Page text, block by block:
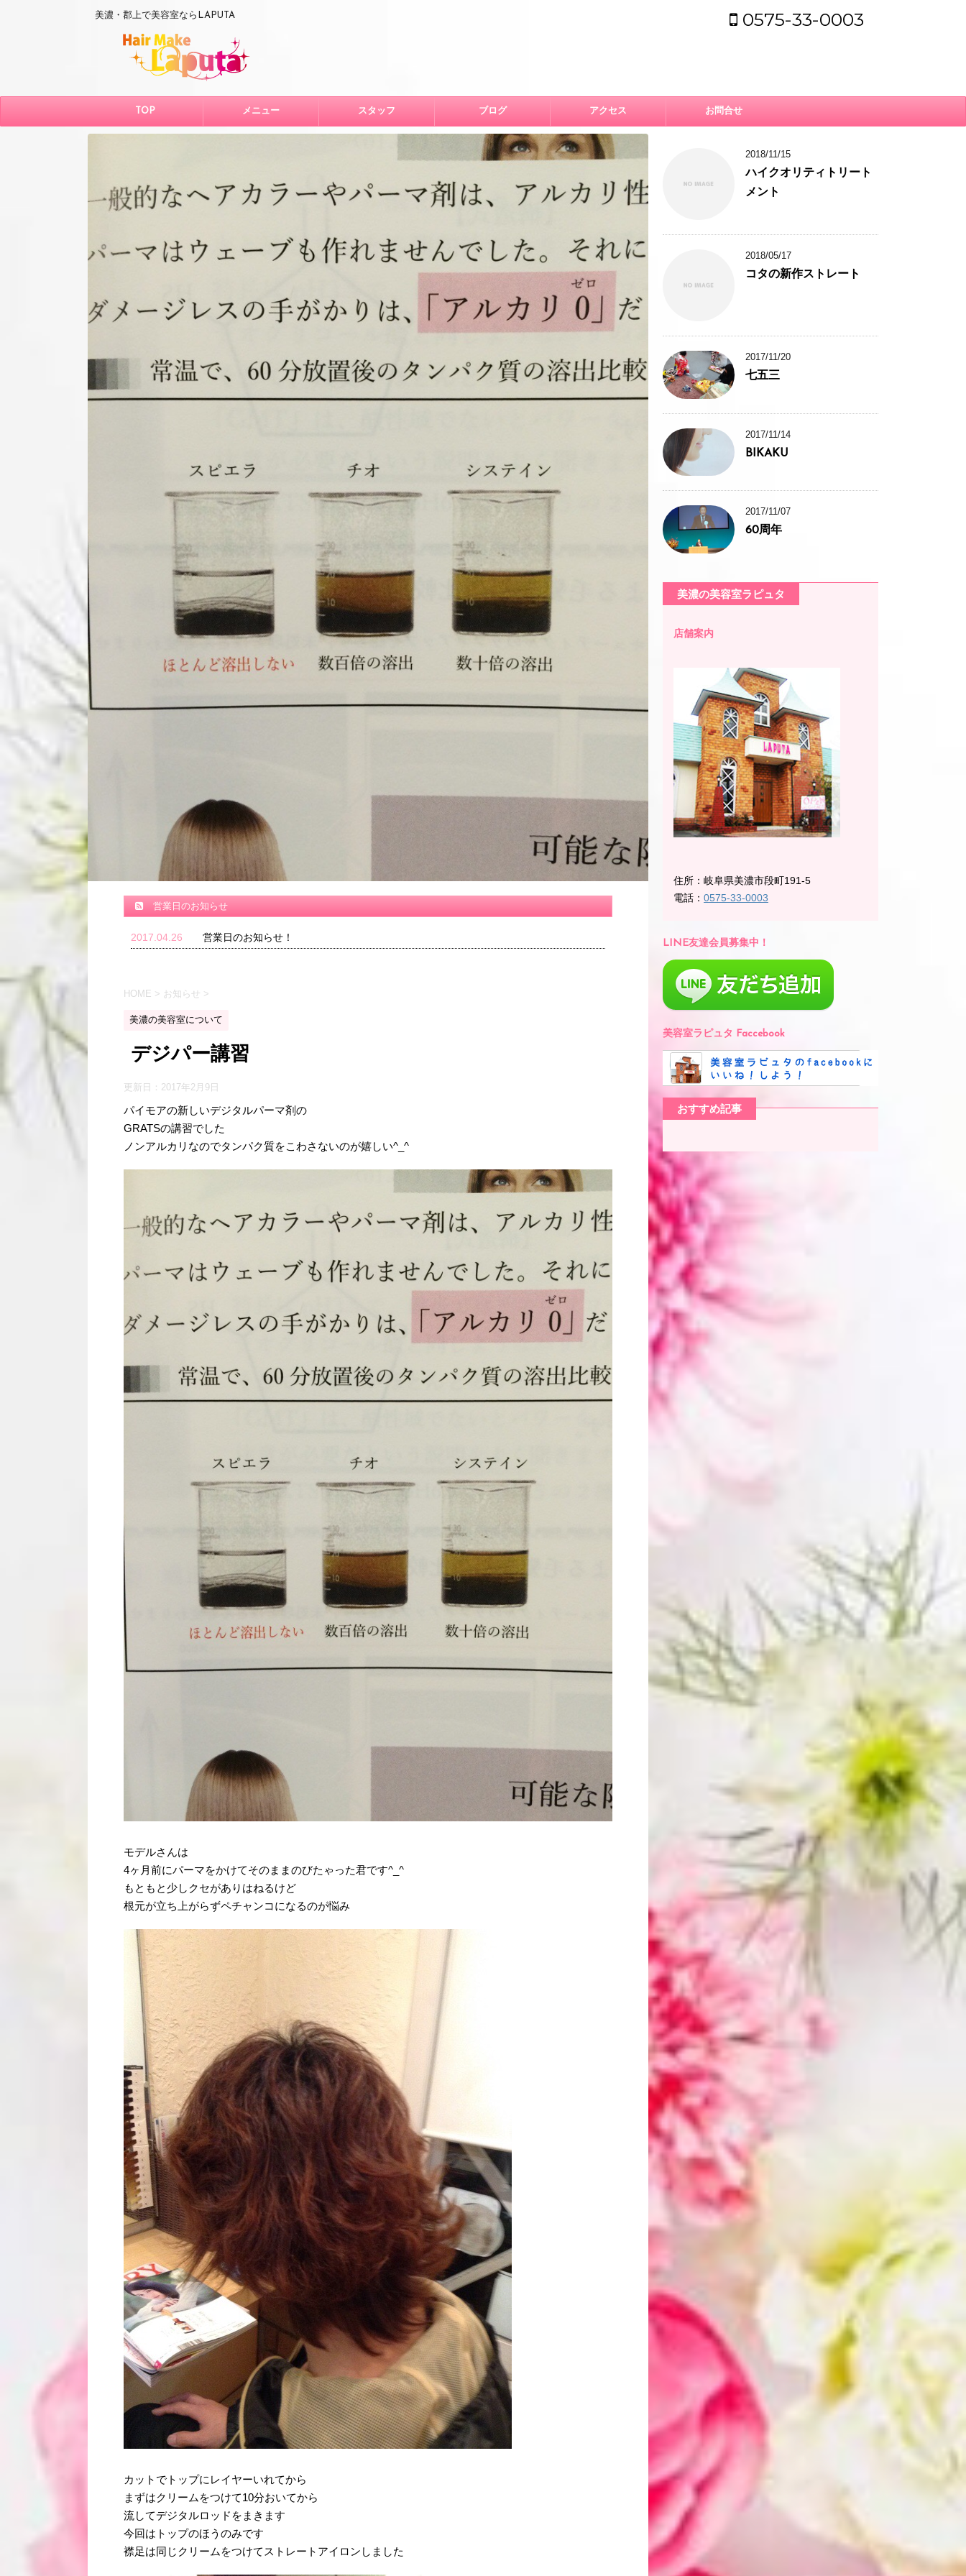
美濃・郡上で美容室ならLAPUTA 0575-33-0003
TOP メニュー スタッフ ブログ アクセス お問合せ
営業日のお知らせ
2017.04.26 営業日のお知らせ！
HOME > お知らせ >
美濃の美容室について
デジパー講習
更新日： 2017年2月9日
パイモアの新しいデジタルパーマ剤の
GRATSの講習でした
ノンアルカリなのでタンパク質をこわさないのが嬉しい^_^
モデルさんは
4ヶ月前にパーマをかけてそのままのびたゃった君です^_^
もともと少しクセがありはねるけど
根元が立ち上がらずペチャンコになるのが悩み
カットでトップにレイヤーいれてから
まずはクリームをつけて10分おいてから
流してデジタルロッドをまきます
今回はトップのほうのみです
襟足は同じクリームをつけてストレートアイロンしました
2018/11/15
ハイクオリティトリート
メント
2018/05/17
コタの新作ストレート
2017/11/20
七五三
2017/11/14
BIKAKU
2017/11/07
60周年
美濃の美容室ラピュタ
店舗案内
住所：岐阜県美濃市段町191-5
電話： 0575-33-0003
LINE友達会員募集中！
美容室ラピュタ Faccebook
おすすめ記事